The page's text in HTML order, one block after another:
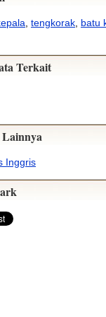
tengkorak batu
Terkait
Inggris